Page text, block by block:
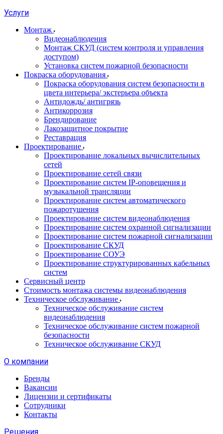
Услуги
Монтаж
Видеонаблюдения
Монтаж СКУД (систем контроля и управления
доступом)
Установка систем пожарной безопасности
Покраска оборудования
Покраска оборудования систем безопасности в
цвета интерьера/ экстерьера объекта
Антидождь/ антигрязь
Антикоррозия
Брендирование
Лакозащитное покрытие
Реставрация
Проектирование
Проектирование локальных вычислительных
сетей
Проектирование сетей связи
Проектирование систем IP-оповещения и
музыкальной трансляции
Проектирование систем автоматического
пожаротушения
Проектирование систем видеонаблюдения
Проектирование систем охранной сигнализации
Проектирование систем пожарной сигнализации
Проектирование СКУД
Проектирование СОУЭ
Проектирование структурированных кабельных
систем
Сервисный центр
Стоимость монтажа системы видеонаблюдения
Техническое обслуживание
Техническое обслуживание систем
видеонаблюдения
Техническое обслуживание систем пожарной
безопасности
Техническое обслуживание СКУД
О компании
Бренды
Вакансии
Лицензии и сертификаты
Сотрудники
Контакты
Решения